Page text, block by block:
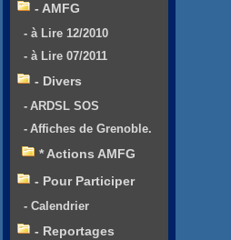
- AMFG
- à Lire 12/2010
- à Lire 07/2011
- Divers
- ARDSL SOS
- Affiches de Grenoble.
* Actions AMFG
- Pour Participer
- Calendrier
- Reportages